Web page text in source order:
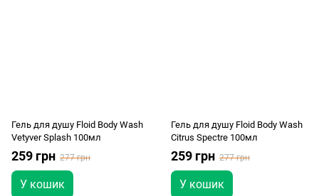
Гель для душу Floid Body Wash
Vetyver Splash 100мл
259 грн 277 грн
У кошик
Гель для душу Floid Body Wash
Citrus Spectre 100мл
259 грн 277 грн
У кошик